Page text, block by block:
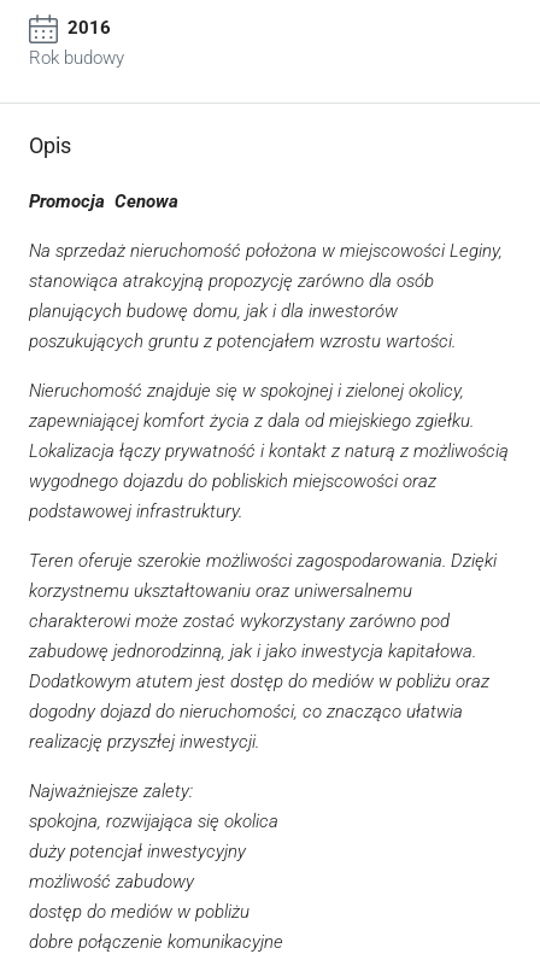
2016
Rok budowy
Opis
Promocja Cenowa
Na sprzedaż nieruchomość położona w miejscowości Leginy,
stanowiąca atrakcyjną propozycję zarówno dla osób
planujących budowę domu, jak i dla inwestorów
poszukujących gruntu z potencjałem wzrostu wartości.
Nieruchomość znajduje się w spokojnej i zielonej okolicy,
zapewniającej komfort życia z dala od miejskiego zgiełku.
Lokalizacja łączy prywatność i kontakt z naturą z możliwością
wygodnego dojazdu do pobliskich miejscowości oraz
podstawowej infrastruktury.
Teren oferuje szerokie możliwości zagospodarowania. Dzięki
korzystnemu ukształtowaniu oraz uniwersalnemu
charakterowi może zostać wykorzystany zarówno pod
zabudowę jednorodzinną, jak i jako inwestycja kapitałowa.
Dodatkowym atutem jest dostęp do mediów w pobliżu oraz
dogodny dojazd do nieruchomości, co znacząco ułatwia
realizację przyszłej inwestycji.
Najważniejsze zalety:
spokojna, rozwijająca się okolica
duży potencjał inwestycyjny
możliwość zabudowy
dostęp do mediów w pobliżu
dobre połączenie komunikacyjne